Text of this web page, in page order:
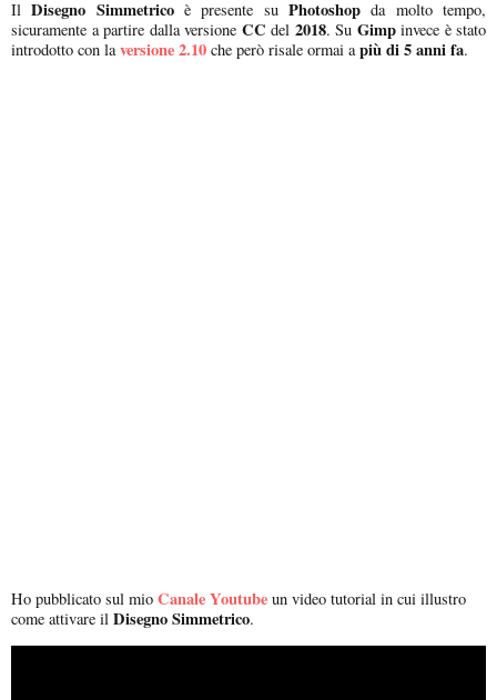
Il Disegno Simmetricoè presente suPhotoshop da molto tempo,
sicuramente a partire dalla versione CC del 2018. Su Gimpinvece è stato
introdotto con la versione 2.10 che però risale ormai apiù di 5 anni fa.
Ho pubblicato sul mio Canale Youtube un video tutorial in cui illustro
come attivare il Disegno Simmetrico.